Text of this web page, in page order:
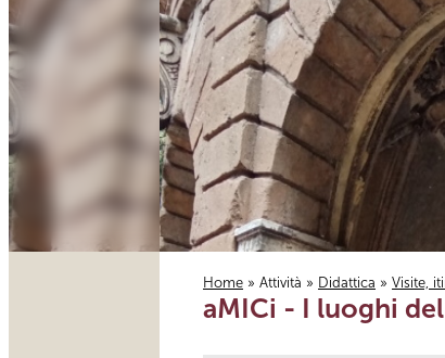
Tu sei qui
Home » Attività » Didattica » Visite,
aMICi - I luoghi